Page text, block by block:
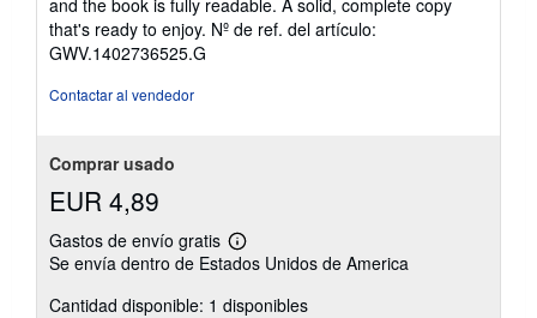
5
estrellas
that's ready to enjoy. Nº de ref. del artículo:
GWV.1402736525.G
Contactar al vendedor
Comprar usado
EUR 4,89
Gastos de envío gratis
Más
información
las
Se envía dentro de Estados Unidos de America
Cantidad disponible: 1 disponibles